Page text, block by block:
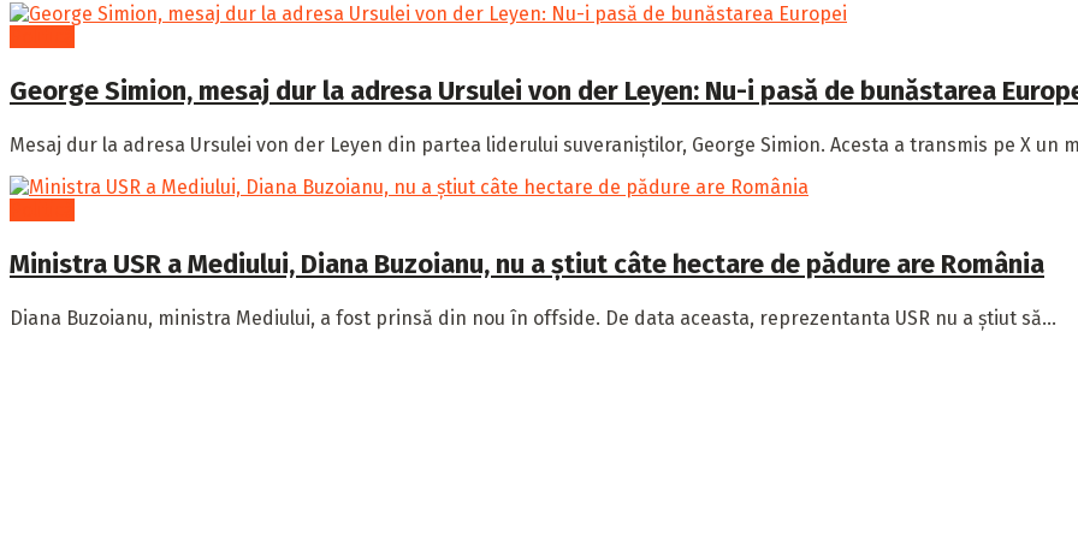
George Simion, mesaj dur la adresa Ursulei von der Leyen: Nu-i pasă de bunăstarea
Mesaj dur la adresa Ursulei von der Leyen din partea liderului suveraniștilor, George Simion. Acesta a transmis pe X un
Ministra USR a Mediului, Diana Buzoianu, nu a știut câte hectare de pădure are România
Diana Buzoianu, ministra Mediului, a fost prinsă din nou în offside. De data aceasta, reprezentanta USR nu a știut să...